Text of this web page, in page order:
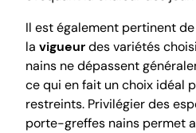
Il est également pertinent
la vigueurdes variétés
nains ne dépassent
ce qui en fait un choix idéal
restreints. Privilégier des
porte-greffes nains permet